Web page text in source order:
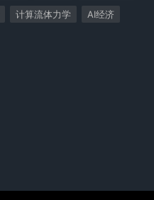
计算流体力学
AI经济